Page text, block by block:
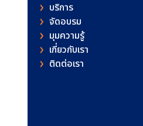
บริการ
จัดอบรม
มุมความรู้
เกี่ยวกับเรา
ติดต่อเรา